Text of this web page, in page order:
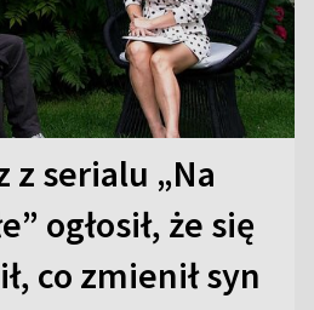
z serialu „Na
ogłosił, że się
co zmienił syn